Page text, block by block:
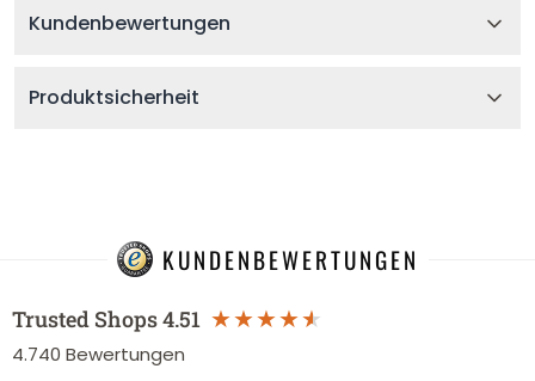
Kundenbewertungen
Produktsicherheit
KUNDENBEWERTUNGEN
Trusted Shops4.51
4.740 Bewertungen